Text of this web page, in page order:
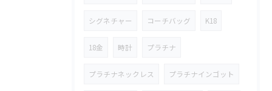
シグネチャー コーチバッグ K18
18金 時計 プラチナ
プラチナネックレス プラチナインゴット